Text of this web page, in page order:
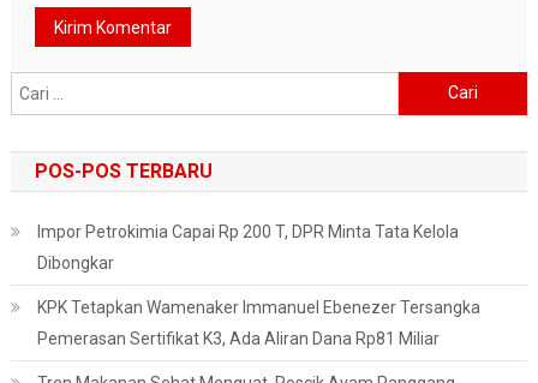
untuk:
POS-POS TERBARU
Impor Petrokimia Capai Rp 200 T, DPR Minta Tata Kelola
Dibongkar
KPK Tetapkan Wamenaker Immanuel Ebenezer Tersangka
Pemerasan Sertifikat K3, Ada Aliran Dana Rp81 Miliar